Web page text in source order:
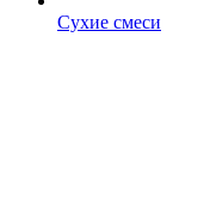
Сухие смеси